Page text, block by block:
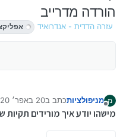
הורדה מדרייב
עזרה הדדית - אנדרואיד
מ מניפולציותכתב ב20 באפר׳ 2020, 17:44
נערך לאחרונה על
מישהו יודע איך מורידים